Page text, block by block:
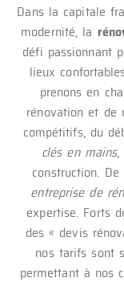
Dans la capitale
modernité, la
défi passionnant
lieux
prenons en
rénovation et de
compétitifs, du
clés en mains,
construction.
entreprise de
expertise. Forts
des « devis
nos tarifs sont
permettant à nos